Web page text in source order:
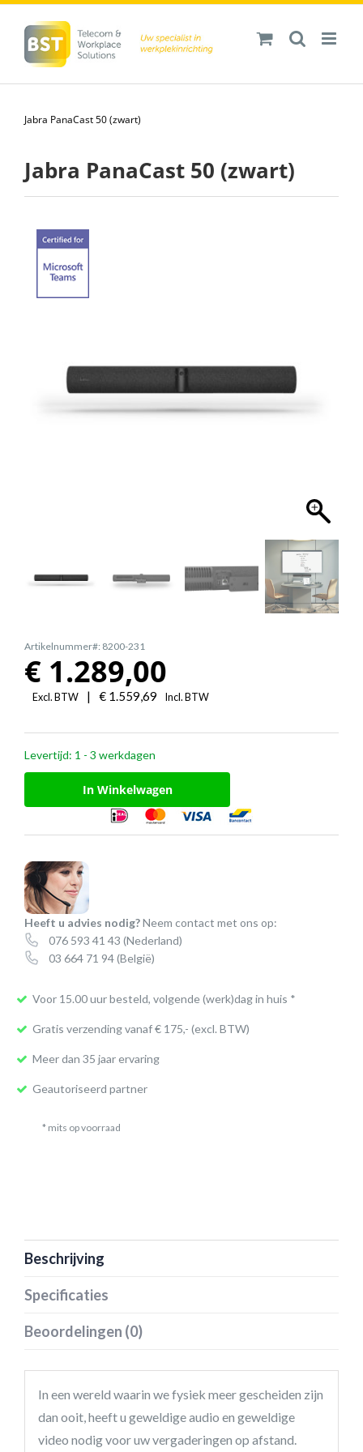
inhoud
Jabra PanaCast 50 (zwart)
Jabra PanaCast 50 (zwart)
Artikelnummer#: 8200-231
€ 1.289,00
Excl. BTW | € 1.559,69 Incl. BTW
Levertijd: 1 - 3 werkdagen
In Winkelwagen
Heeft u advies nodig?Neem contact met ons op:
076 593 41 43 (Nederland)
03 664 71 94(België)
Voor 15.00 uur besteld, volgende (werk)dag in huis *
Gratis verzending vanaf € 175,- (excl. BTW)
Meer dan 35 jaar ervaring
Geautoriseerd partner
* mits op voorraad
Beschrijving
Specificaties
Beoordelingen (0)
In een wereld waarin we fysiek meer gescheiden zijn
dan ooit, heeft u geweldige audio en geweldige
video nodig voor uw vergaderingen op afstand.